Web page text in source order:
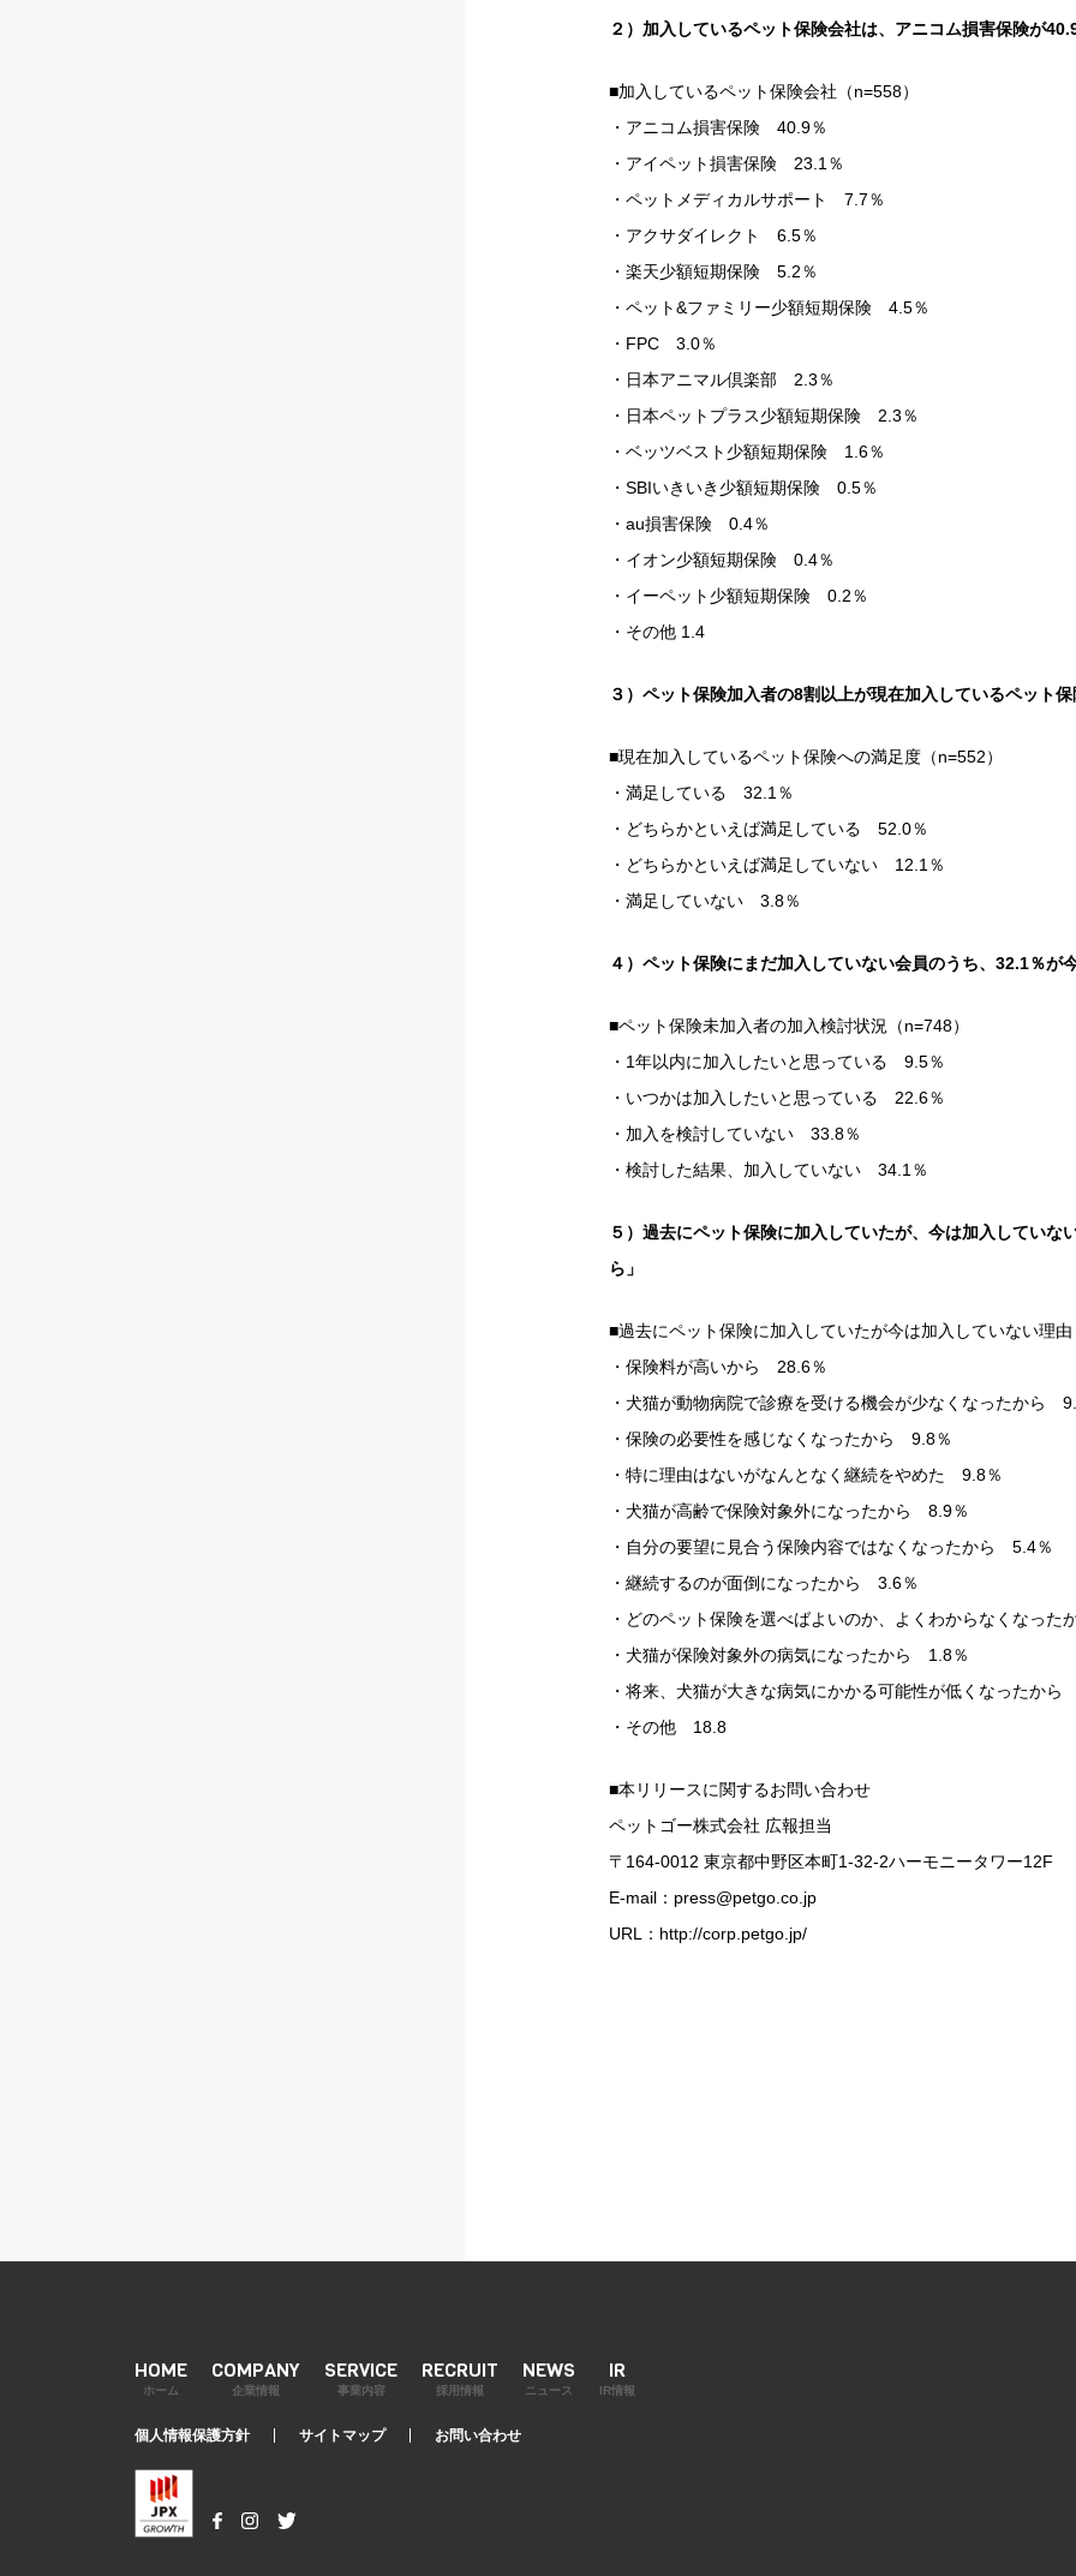
２）加入しているペット保険会社は、アニコム損害保険が
■加入しているペット保険会社（n=558）
・アニコム損害保険 40.9％
・アイペット損害保険 23.1％
・ペットメディカルサポート 7.7％
・アクサダイレクト 6.5％
・楽天少額短期保険 5.2％
・ペット&ファミリー少額短期保険 4.5％
・FPC 3.0％
・日本アニマル倶楽部 2.3％
・日本ペットプラス少額短期保険 2.3％
・ベッツベスト少額短期保険 1.6％
・SBIいきいき少額短期保険 0.5％
・au損害保険 0.4％
・イオン少額短期保険 0.4％
・イーペット少額短期保険 0.2％
・その他 1.4
３）ペット保険加入者の8割以上が現在加入しているペット
■現在加入しているペット保険への満足度（n=552）
・満足している 32.1％
・どちらかといえば満足している 52.0％
・どちらかといえば満足していない 12.1％
・満足していない 3.8％
４）ペット保険にまだ加入していない会員のうち、32.1％が
■ペット保険未加入者の加入検討状況（n=748）
・1年以内に加入したいと思っている 9.5％
・いつかは加入したいと思っている 22.6％
・加入を検討していない 33.8％
・検討した結果、加入していない 34.1％
５）過去にペット保険に加入していたが、今は加入していな
ら」
■過去にペット保険に加入していたが今は加入していない理
・保険料が高いから 28.6％
・犬猫が動物病院で診療を受ける機会が少なくなったから
・保険の必要性を感じなくなったから 9.8％
・特に理由はないがなんとなく継続をやめた 9.8％
・犬猫が高齢で保険対象外になったから 8.9％
・自分の要望に見合う保険内容ではなくなったから 5.4％
・継続するのが面倒になったから 3.6％
・どのペット保険を選べばよいのか、よくわからなくなっ
・犬猫が保険対象外の病気になったから 1.8％
・将来、犬猫が大きな病気にかかる可能性が低くなったか
・その他 18.8
■本リリースに関するお問い合わせ
ペットゴー株式会社 広報担当
〒164-0012 東京都中野区本町1-32-2ハーモニータワー12F
E-mail：press@petgo.co.jp
URL：http://corp.petgo.jp/
HOME
ホーム
COMPANY
企業情報
SERVICE
事業内容
RECRUIT
採用情報
NEWS
ニュース
IR
IR情報
個人情報保護方針 サイトマップ お問い合わせ